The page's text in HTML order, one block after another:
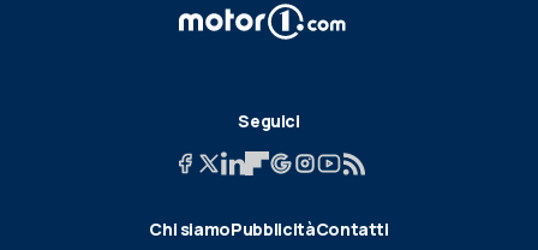
Seguici
Chi siamoPubblicitàContatti